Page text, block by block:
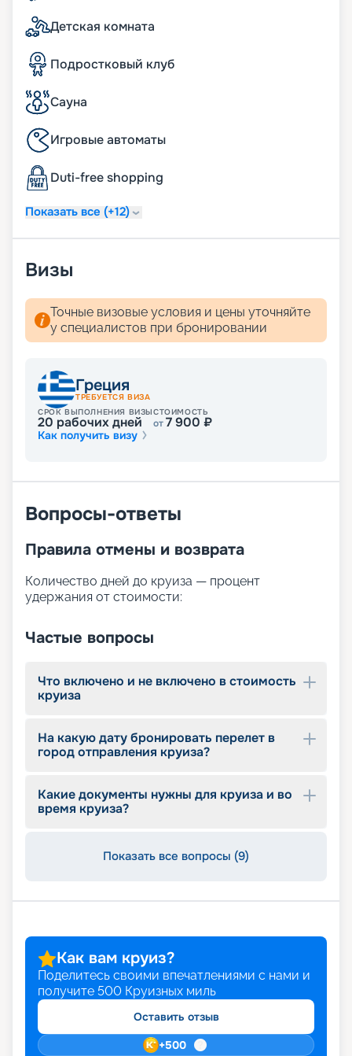
беспроводная зарядная станция на
прикроватных тумбочках;
система индивидуального климат-контроля;
24 часа в сутки консьерж-служба;
24 часа в сутки обслуживание номеров «in-suite
24 часа в сутки батлер-сервис (действует для
резиденций);
24 часа в сутки услуги прачечной, глажки (может
взиматься дополнительная плата);
услугу подготовки сьюта ко сну;
услуга по чистке обуви.
Детская комната
Подростковый клуб
Сауна
Игровые автоматы
Duti-free shopping
Показать все (+12)
Визы
Точные визовые условия и цены уточняйте
у специалистов при бронировании
Греция
ТРЕБУЕТСЯ ВИЗА
СРОК ВЫПОЛНЕНИЯ ВИЗЫ
20 рабочих дней
СТОИМОСТЬ
от7 900 ₽
Как получить визу
Вопросы-ответы
Правила отмены и возврата
Количество дней до круиза — процент
удержания от стоимости:
Частые вопросы
Что включено и не включено в стоимость
круиза
На какую дату бронировать перелет в
город отправления круиза?
Какие документы нужны для круиза и во
время круиза?
Показать все вопросы (9)
Как вам круиз?
Поделитесь своими впечатлениями с нами и
получите 500 Круизных миль
Оставить отзыв
+500